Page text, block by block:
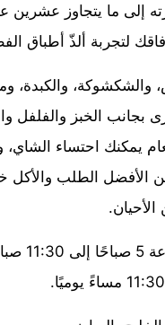
إلى ما يتجاوز عشرين
لتجربة ألذّ أطباق
والشكشوكة، والكبدة،
بجانب الخبز والفلفل
يمكنك احتساء الشاي،
الأفضل الطلب والأكل
من الساعة